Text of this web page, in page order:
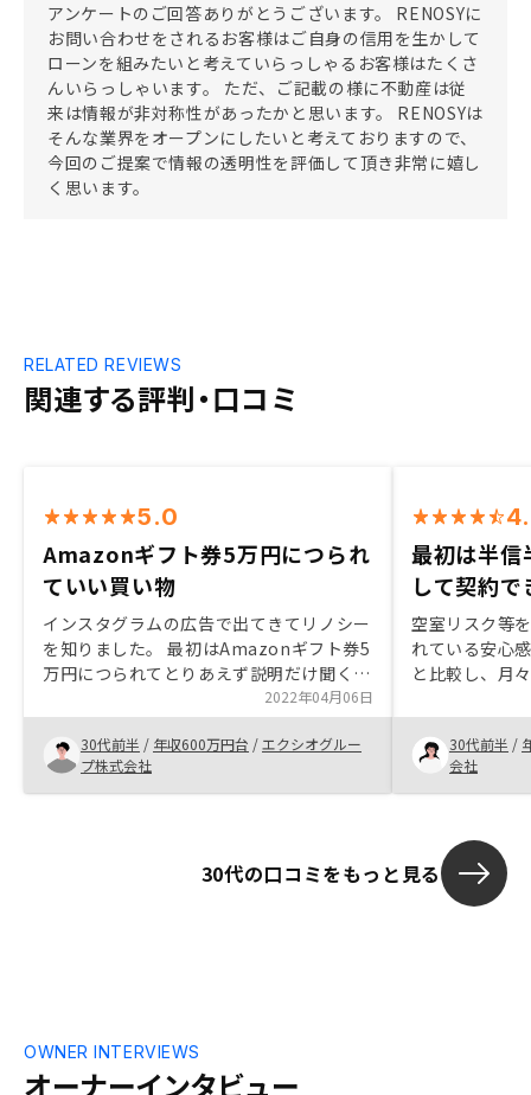
アンケートのご回答ありがとうございます。 RENOSYに
お問い合わせをされるお客様はご自身の信用を生かして
ローンを組みたいと考えていらっしゃるお客様はたくさ
んいらっしゃいます。 ただ、ご記載の様に不動産は従
来は情報が非対称性があったかと思います。 RENOSYは
そんな業界をオープンにしたいと考えておりますので、
今回のご提案で情報の透明性を評価して頂き非常に嬉し
く思います。
関連する評判・口コミ
RELATED REVIEWS
5.0
Amazonギフト券5万円につられ
ていい買い物
インスタグラムの広告で出てきてリノシー
を知りました。 最初はAmazonギフト券5
万円につられてとりあえず説明だけ聞くつ
もりでしたが、話を聞くととても魅力的で
契約しました。 リスクや不安なことがな
いか丁寧に教えていただき営業の方も、好
感を持てました。
2022年04月06日
30代前半 / 年収600万円台 /エクシオグルー
プ株式会社
最初は半信
して契約で
空室リスク等
れている安心
と比較し、月
不安はありま
同僚だったこ
教えていただ
ことができま
ります。でき
して頂けると
30代前半 /
会社
30代の口コミをもっと見る
オーナーインタビュー
OWNER INTERVIEWS